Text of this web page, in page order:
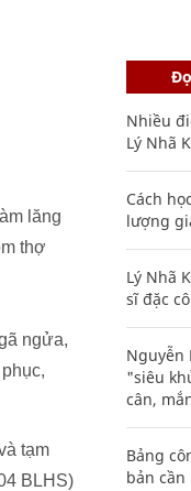
lăng
thợ
ngửa,
tạm
BLHS)
Nhiều
Lý Nhã
Cách
lượng
Lý Nhã
sĩ đặc
Nguyễn
"siêu
cân,
Bảng
bản cần